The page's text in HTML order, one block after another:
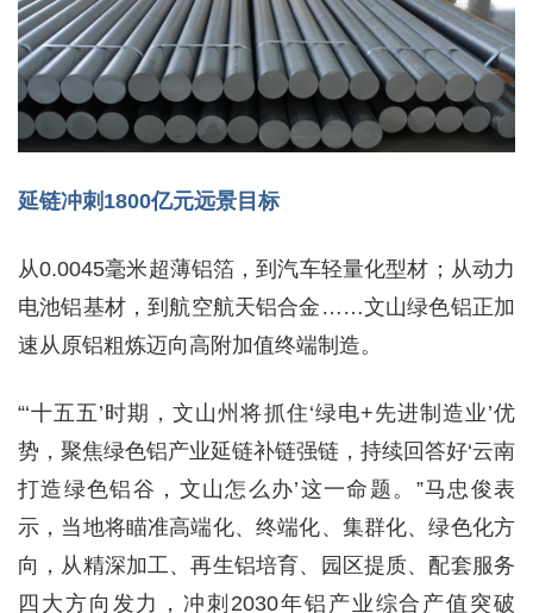
延链冲刺1800亿元远景目标
从0.0045毫米超薄铝箔，到汽车轻量化型材；从动力
电池铝基材，到航空航天铝合金……文山绿色铝正加
速从原铝粗炼迈向高附加值终端制造。
“‘十五五’时期，文山州将抓住‘绿电+先进制造业’优
势，聚焦绿色铝产业延链补链强链，持续回答好‘云南
打造绿色铝谷，文山怎么办’这一命题。”马忠俊表
示，当地将瞄准高端化、终端化、集群化、绿色化方
向，从精深加工、再生铝培育、园区提质、配套服务
四大方向发力，冲刺2030年铝产业综合产值突破